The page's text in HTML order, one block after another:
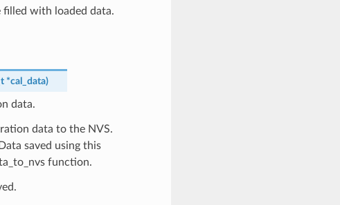
with loaded data.
*cal_data)
data.
data to the NVS.
saved using this
function.